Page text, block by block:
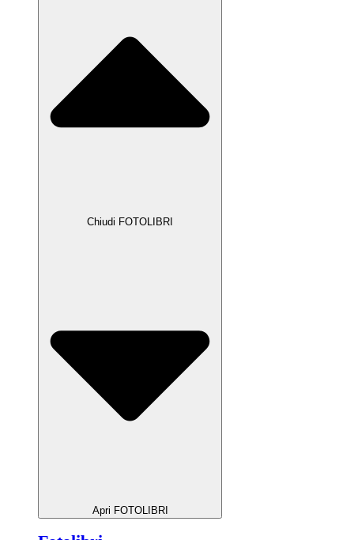
Chiudi FOTOLIBRI
Apri FOTOLIBRI